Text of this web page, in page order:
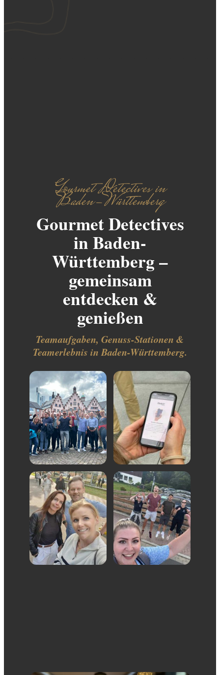
Gourmet Detectives in
Baden-Württemberg
Gourmet Detectives
in Baden-
Württemberg –
gemeinsam
entdecken &
genießen
Teamaufgaben, Genuss-Stationen &
Teamerlebnis in Baden-Württemberg.